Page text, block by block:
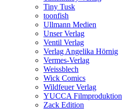
Tiny Tusk
toonfish
Ullmann Medien
Unser Verlag
Ventil Verlag
Verlag Angelika Hörnig
Vermes-Verlag
Weissblech
Wick Comics
Wildfeuer Verlag
YUCCA Filmproduktion
Zack Edition